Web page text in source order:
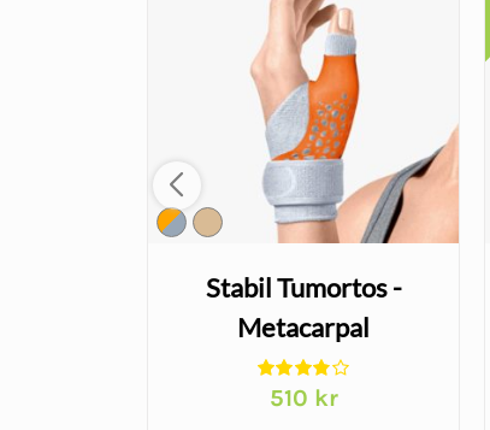
Stabil Tumortos -
Metacarpal
510 kr